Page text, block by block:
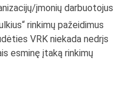
įmonių darbuotojus
rinkimų pažeidimus
VRK niekada nedrįs
esminę įtaką rinkimų